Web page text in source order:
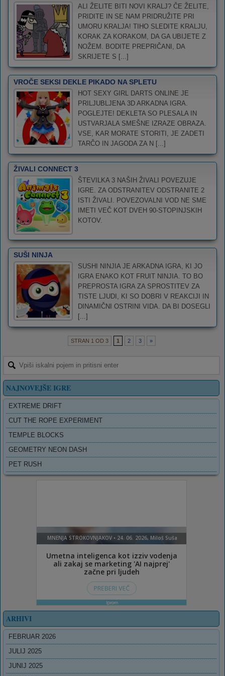
ALI ŽELITE BITI NOVI KRALJ? ČE ŽELITE,
PRIDITE IN SE NAM PRIDRUŽITE PRI
UMORU KRALJA! TIHO SLEDITE KRALJU,
KORAK ZA KORAKOM, DA GA UBIJETE Z
NOŽEM. BODITE PREPRIČANI, DA
SKRIJETE S [...]
VROČE SEKSI DEKLE PIKADO NA SPLETU
HOT SEXY GIRL DARTS ONLINE JE
PRILJUBLJENA 3D ARKADNA IGRA.
POGLEJTE! DEKLETA SO PLESALA IN
USTVARJALA SMEŠNE IZRAZE OBRAZA.
VSE, KAR MORATE STORITI, JE ZADETI
TARČO IN JAGODA ZA N [...]
ŽIVALI CONNECT 3
ŠTEVILKA 3 NAŠIH ŽIVALI POVEZUJE
IGRE. ZA ODSTRANITEV ODSTRANITE 2
ISTI ŽIVALI. POVEZOVALNI VOD NE SME
IMETI VEČ KOT DVEH 90-STOPINJSKIH
KOTOV.
SUŠI NINJA
SUSHI NINJIA JE ARKADNA IGRA, KI JO
IGRA ENAKO KOT FRUIT NINJIA. TO BO
PREPROSTA IGRA ZA SPROSTITEV ZA
TISTE LJUDI, KI SO DOBRI V REAKCIJI IN
DINAMIČNI OSTRINI VIDA. DA BI DOSEGLI
[...]
STRAN 1 OD 3 1 2 3 »
NAJNOVEJŠE IGRE
EXTREME DRIFT
CUT THE ROPE EXPERIMENT
TEMPLE BLOCKS
GEOMETRY NEON DASH
PET RUSH
ARHIVI
FEBRUAR 2026
JULIJ 2025
JUNIJ 2025